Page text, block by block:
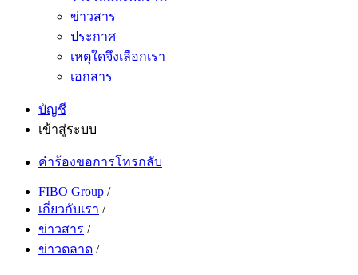
ข่าวสาร
ประกาศ
เหตุใดจึงเลือกเรา
เอกสาร
บัญชี
เข้าสู่ระบบ
คำร้องขอการโทรกลับ
FIBO Group /
เกี่ยวกับเรา /
ข่าวสาร /
ข่าวตลาด /